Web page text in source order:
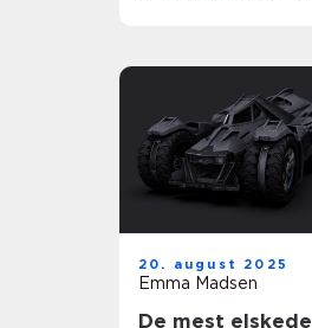
20. august 2025
Emma Madsen
De mest elskede